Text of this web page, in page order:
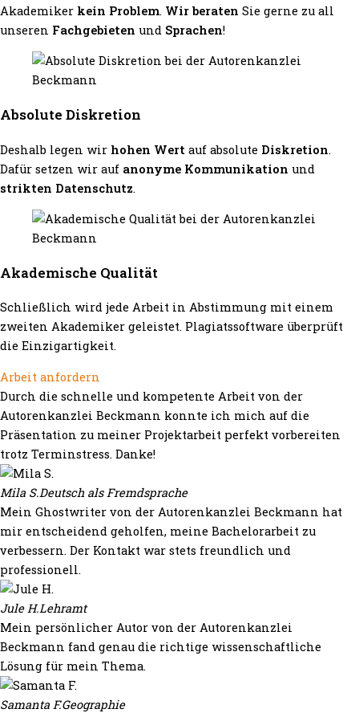
Akademiker kein Problem. Wir beraten Sie gerne zu all
unseren Fachgebieten und Sprachen!
Absolute Diskretion
Deshalb legen wir hohen Wert auf absolute Diskretion.
Dafür setzen wir auf anonyme Kommunikation und
strikten Datenschutz.
Akademische Qualität
Schließlich wird jede Arbeit in Abstimmung mit einem
zweiten Akademiker geleistet. Plagiatssoftware überprüft
die Einzigartigkeit.
Arbeit anfordern
Durch die schnelle und kompetente Arbeit von der
Autorenkanzlei Beckmann konnte ich mich auf die
Präsentation zu meiner Projektarbeit perfekt vorbereiten
trotz Terminstress. Danke!
Mila S.Deutsch als Fremdsprache
Mein Ghostwriter von der Autorenkanzlei Beckmann hat
mir entscheidend geholfen, meine Bachelorarbeit zu
verbessern. Der Kontakt war stets freundlich und
professionell.
Jule H.Lehramt
Mein persönlicher Autor von der Autorenkanzlei
Beckmann fand genau die richtige wissenschaftliche
Lösung für mein Thema.
Samanta F.Geographie